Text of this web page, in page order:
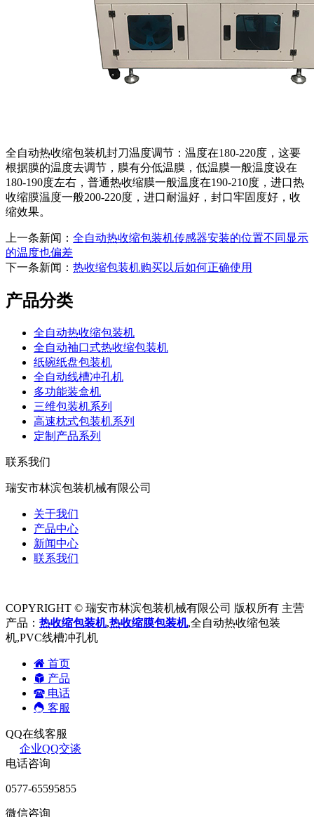
全自动热收缩包装机封刀温度调节：温度在180-220度，这要
根据膜的温度去调节，膜有分低温膜，低温膜一般温度设在
180-190度左右，普通热收缩膜一般温度在190-210度，进口热
收缩膜温度一般200-220度，进口耐温好，封口牢固度好，收
缩效果。
上一条新闻： 全自动热收缩包装机传感器安装的位置不同显示
的温度也偏差
下一条新闻： 热收缩包装机购买以后如何正确使用
产品分类
全自动热收缩包装机
全自动袖口式热收缩包装机
纸碗纸盘包装机
全自动线槽冲孔机
多功能装盒机
三维包装机系列
高速枕式包装机系列
定制产品系列
联系我们
瑞安市林滨包装机械有限公司
关于我们
产品中心
新闻中心
联系我们
COPYRIGHT © 瑞安市林滨包装机械有限公司 版权所有 主营
产品： 热收缩包装机,热收缩膜包装机,全自动热收缩包装
机,PVC线槽冲孔机
首页
产品
电话
客服
QQ在线客服
企业QQ交谈
电话咨询
0577-65595855
微信咨询